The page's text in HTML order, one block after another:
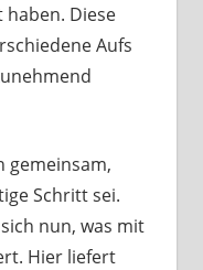
Diese
Aufs
gemeinsam,
Schritt sei.
nun, was mit
Hier liefert